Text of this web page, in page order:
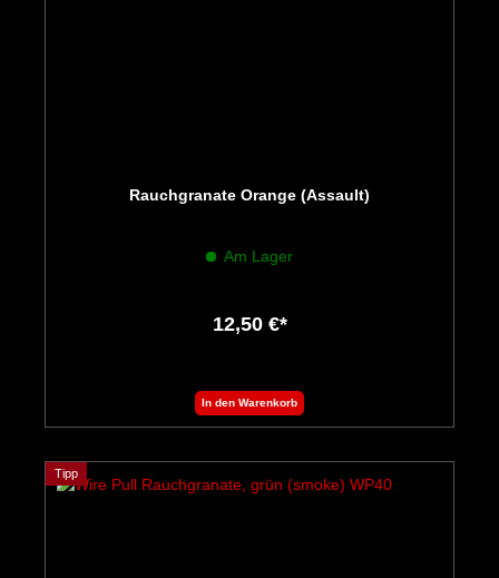
Rauchgranate Orange (Assault)
Am Lager
12,50 €*
In den Warenkorb
Tipp